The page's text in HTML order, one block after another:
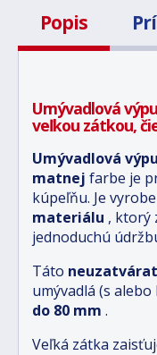
Popis
Umývadlová
veľkou zátkou,
Umývadlová
matnej farbe je
kúpeľňu. Je
materiálu , ktorý
jednoduchú
Táto
umývadlá (s
do 80 mm .
Veľká zátka